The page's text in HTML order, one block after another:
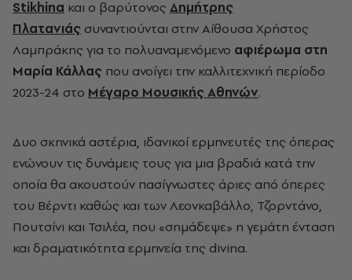
Stikhina και ο βαρύτονος Δημήτρης
Πλατανιάς συναντιούνται στην Αίθουσα Χρήστος
Λαμπράκης για το πολυαναμενόμενο αφιέρωμα στη
Μαρία Κάλλας που ανοίγει την καλλιτεχνική περίοδο
2023-24 στο Μέγαρο Μουσικής Αθηνών.
Δυο σκηνικά αστέρια, ιδανικοί ερμηνευτές της όπερας
ενώνουν τις δυνάμεις τους για μια βραδιά κατά την
οποία θα ακουστούν πασίγνωστες άριες από όπερες
του Βέρντι καθώς και των Λεονκαβάλλο, Τζορντάνο,
Πουτσίνι και Τσιλέα, που «σημάδεψε» η γεμάτη ένταση
και δραματικότητα ερμηνεία της divina.